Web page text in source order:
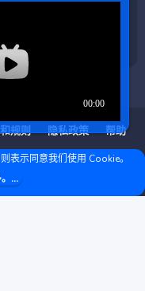
规则 隐私政策
帮助
有 |Microsoft Marketplace
表示同意我们使用 Cookie。
...